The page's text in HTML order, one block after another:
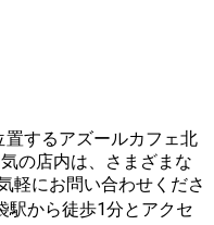
するアズールカフェ北
の店内は、さまざまな
軽にお問い合わせくださ